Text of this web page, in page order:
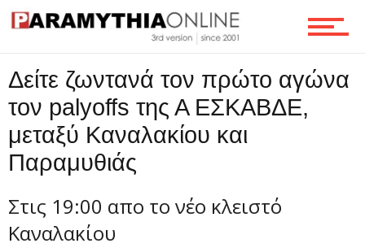
Ροή
Επικοινωνία
Δείτε ζωντανά τον πρώτο αγώνα
τον palyoffs της Α ΕΣΚΑΒΔΕ,
μεταξύ Καναλακίου και
Παραμυθιάς
Στις 19:00 απο το νέο κλειστό
Καναλακίου